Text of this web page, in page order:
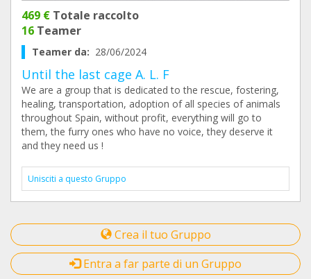
469 € Totale raccolto
16 Teamer
Teamer da: 28/06/2024
Until the last cage A. L. F
We are a group that is dedicated to the rescue, fostering,
healing, transportation, adoption of all species of animals
throughout Spain, without profit, everything will go to
them, the furry ones who have no voice, they deserve it
and they need us !
Unisciti a questo Gruppo
Crea il tuo Gruppo
Entra a far parte di un Gruppo